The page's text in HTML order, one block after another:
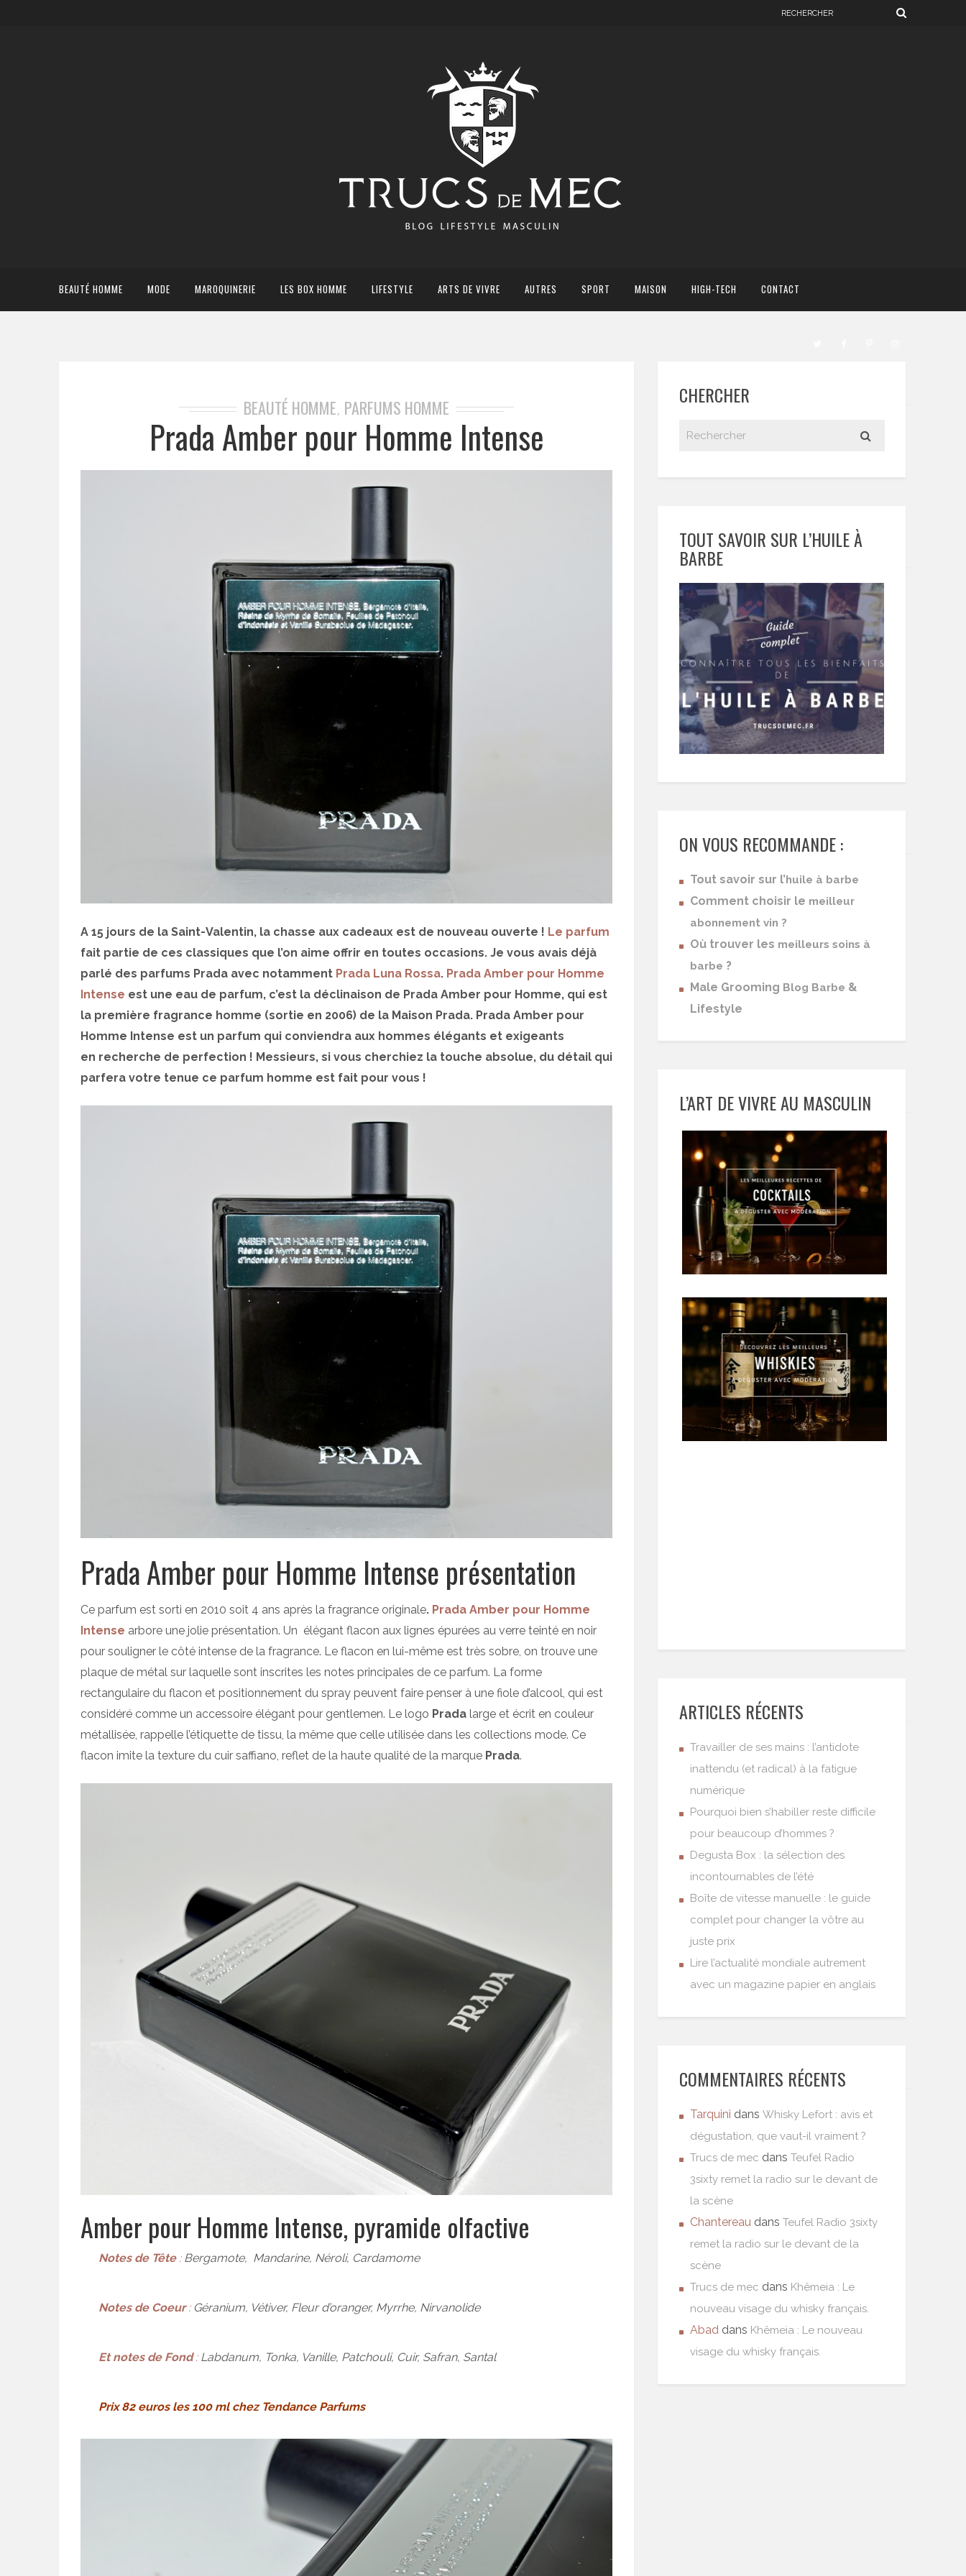
BEAUTÉ HOMME MODE MAROQUINERIE LES BOX HOMME LIFESTYLE ARTS DE VIVRE AUTRES SPORT MAISON HIGH-TECH CONTACT
BEAUTÉ HOMME, PARFUMS HOMME
Prada Amber pour Homme Intense
A 15 jours de la Saint-Valentin, la chasse aux cadeaux est de nouveau ouverte ! Le parfum
fait partie de ces classiques que l’on aime offrir en toutes occasions. Je vous avais déjà
parlé des parfums Prada avec notamment Prada Luna Rossa. Prada Amber pour Homme
Intense est une eau de parfum, c’est la déclinaison de Prada Amber pour Homme, qui est
la première fragrance homme (sortie en 2006) de la Maison Prada. Prada Amber pour
Homme Intense est un parfum qui conviendra aux hommes élégants et exigeants
en recherche de perfection ! Messieurs, si vous cherchiez la touche absolue, du détail qui
parfera votre tenue ce parfum homme est fait pour vous !
Prada Amber pour Homme Intense présentation
Ce parfum est sorti en 2010 soit 4 ans après la fragrance originale. Prada Amber pour Homme
Intense arbore une jolie présentation. Un élégant flacon aux lignes épurées au verre teinté en noir
pour souligner le côté intense de la fragrance. Le flacon en lui-même est très sobre, on trouve une
plaque de métal sur laquelle sont inscrites les notes principales de ce parfum. La forme
rectangulaire du flacon et positionnement du spray peuvent faire penser à une fiole d’alcool, qui est
considéré comme un accessoire élégant pour gentlemen. Le logo Prada large et écrit en couleur
métallisée, rappelle l’étiquette de tissu, la même que celle utilisée dans les collections mode. Ce
flacon imite la texture du cuir saffiano, reflet de la haute qualité de la marque Prada.
Amber pour Homme Intense, pyramide olfactive
Notes de Tête:Bergamote, Mandarine, Néroli, Cardamome
Notes de Coeur:Géranium, Vétiver, Fleur d’oranger, Myrrhe, Nirvanolide
Et notes de Fond:Labdanum, Tonka, Vanille, Patchouli, Cuir, Safran, Santal
Prix 82 euros les 100 ml chez Tendance Parfums
CHERCHER
TOUT SAVOIR SUR L’HUILE À
BARBE
ON VOUS RECOMMANDE :
Tout savoir sur l’ huile à barbe
Comment choisir le meilleur
abonnement vin ?
Où trouver les meilleurs soins à
barbe ?
Male Grooming Blog Barbe &
Lifestyle
L’ART DE VIVRE AU MASCULIN
ARTICLES RÉCENTS
Travailler de ses mains : l’antidote
inattendu (et radical) à la fatigue
numérique
Pourquoi bien s’habiller reste difficile
pour beaucoup d’hommes ?
Degusta Box : la sélection des
incontournables de l’été
Boîte de vitesse manuelle : le guide
complet pour changer la vôtre au
juste prix
Lire l’actualité mondiale autrement
avec un magazine papier en anglais
COMMENTAIRES RÉCENTS
Tarquini dans Whisky Lefort : avis et
dégustation, que vaut-il vraiment ?
Trucs de mec dans Teufel Radio
3sixty remet la radio sur le devant de
la scène
Chantereau dans Teufel Radio 3sixty
remet la radio sur le devant de la
scène
Trucs de mec dans Khêmeia : Le
nouveau visage du whisky français.
Abad dans Khêmeia : Le nouveau
visage du whisky français.